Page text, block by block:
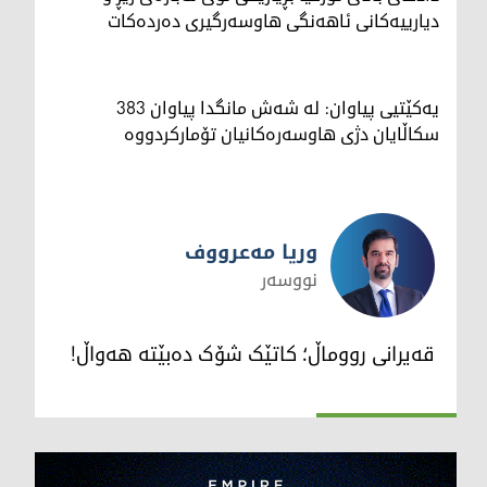
دیارییەکانی ئاهەنگی هاوسەرگیری دەردەکات
یەکێتیی پیاوان: لە شەش مانگدا پیاوان 383
سکاڵایان دژی هاوسەرەکانیان تۆمارکردووە
وریا مەعرووف
وریا مەعرووف
نووسەر
قەیرانی رووماڵ؛ کاتێک شۆک دەبێتە هەواڵ!